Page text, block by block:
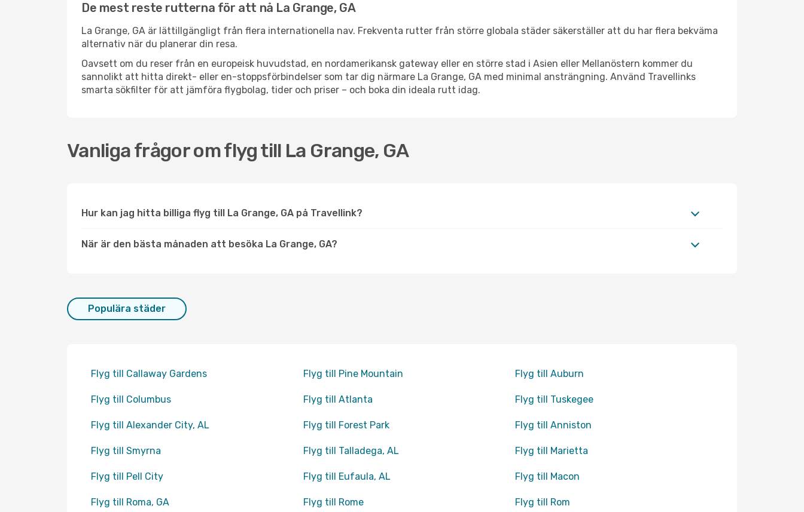
De mest reste rutterna för att nå La Grange, GA
La Grange, GA är lättillgängligt från flera internationella nav. Frekventa rutter från större globala städer säkerställer att du har flera bekväma
alternativ när du planerar din resa.
Oavsett om du reser från en europeisk huvudstad, en nordamerikansk gateway eller en större stad i Asien eller Mellanöstern kommer du
sannolikt att hitta direkt- eller en-stoppsförbindelser som tar dig närmare La Grange, GA med minimal ansträngning. Använd Travellinks
smarta sökfilter för att jämföra flygbolag, tider och priser – och boka din ideala rutt idag.
Vanliga frågor om flyg till La Grange, GA
Hur kan jag hitta billiga flyg till La Grange, GA på Travellink?
När är den bästa månaden att besöka La Grange, GA?
Populära städer
Flyg till Callaway Gardens Flyg till Pine Mountain Flyg till Auburn
Flyg till Columbus Flyg till Atlanta Flyg till Tuskegee
Flyg till Alexander City, AL Flyg till Forest Park Flyg till Anniston
Flyg till Smyrna Flyg till Talladega, AL Flyg till Marietta
Flyg till Pell City Flyg till Eufaula, AL Flyg till Macon
Flyg till Roma, GA Flyg till Rome Flyg till Rom